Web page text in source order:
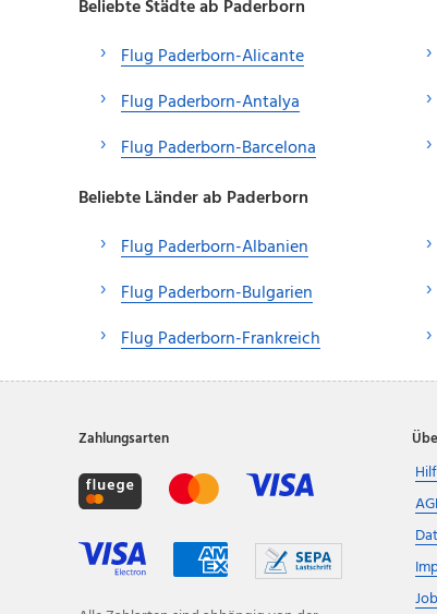
Beliebte Städte ab Paderborn
Flug Paderborn-Alicante
Flug Paderborn-Antalya
Flug Paderborn-Barcelona
Beliebte Länder ab Paderborn
Flug Paderborn-Albanien
Flug Paderborn-Bulgarien
Flug Paderborn-Frankreich